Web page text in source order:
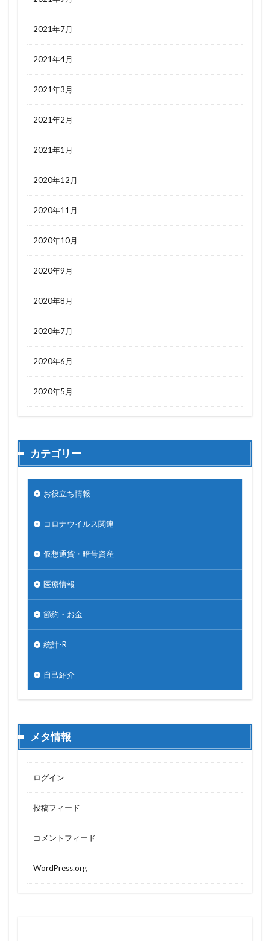
2021年7月
2021年4月
2021年3月
2021年2月
2021年1月
2020年12月
2020年11月
2020年10月
2020年9月
2020年8月
2020年7月
2020年6月
2020年5月
カテゴリー
お役立ち情報
コロナウイルス関連
仮想通貨・暗号資産
医療情報
節約・お金
統計-R
自己紹介
メタ情報
ログイン
投稿フィード
コメントフィード
WordPress.org